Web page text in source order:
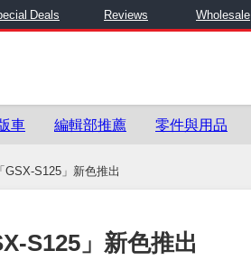
Deals Reviews Wholesale
車 編輯部推薦 零件與用品
GSX-S125」新色推出
S125」新色推出